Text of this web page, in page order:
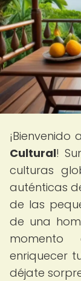
Cultural!
culturas
auténticas
de las
de una
enriquecer
déjate